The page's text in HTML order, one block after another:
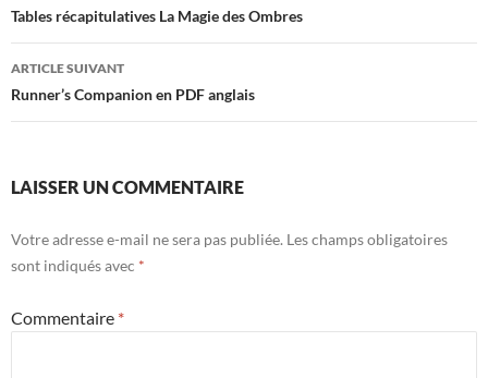
des
articles
Tables récapitulatives La Magie des Ombres
ARTICLE SUIVANT
Runner’s Companion en PDF anglais
LAISSER UN COMMENTAIRE
Votre adresse e-mail ne sera pas publiée. Les champs obligatoires
sont indiqués avec *
Commentaire *